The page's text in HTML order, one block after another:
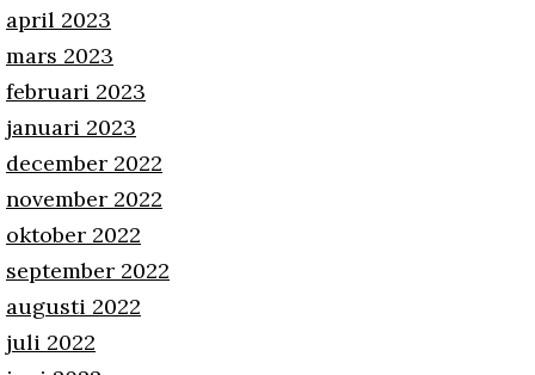
april 2023
mars 2023
februari 2023
januari 2023
december 2022
november 2022
oktober 2022
september 2022
augusti 2022
juli 2022